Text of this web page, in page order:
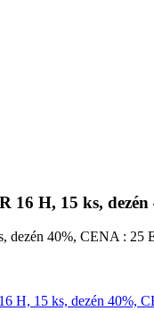
16 H, 15 ks,
dezén 40%, CENA : 25